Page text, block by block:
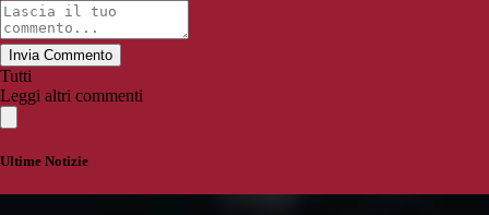
Invia Commento
Tutti
Leggi altri commenti
Ultime Notizie